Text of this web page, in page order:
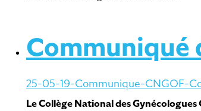
Communiqué
25-05-19-Communique-CNGOF-
Le Collège National des